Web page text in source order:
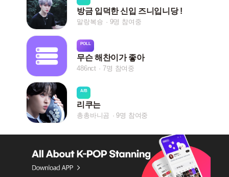
방금 입덕한 신입 즈니입니당 !
말랑복슝 9명 참여중
POLL
무슨 해찬이가 좋아
486nct 7명 참여중
A/B
리쿠는
총총바니곰 9명 참여중